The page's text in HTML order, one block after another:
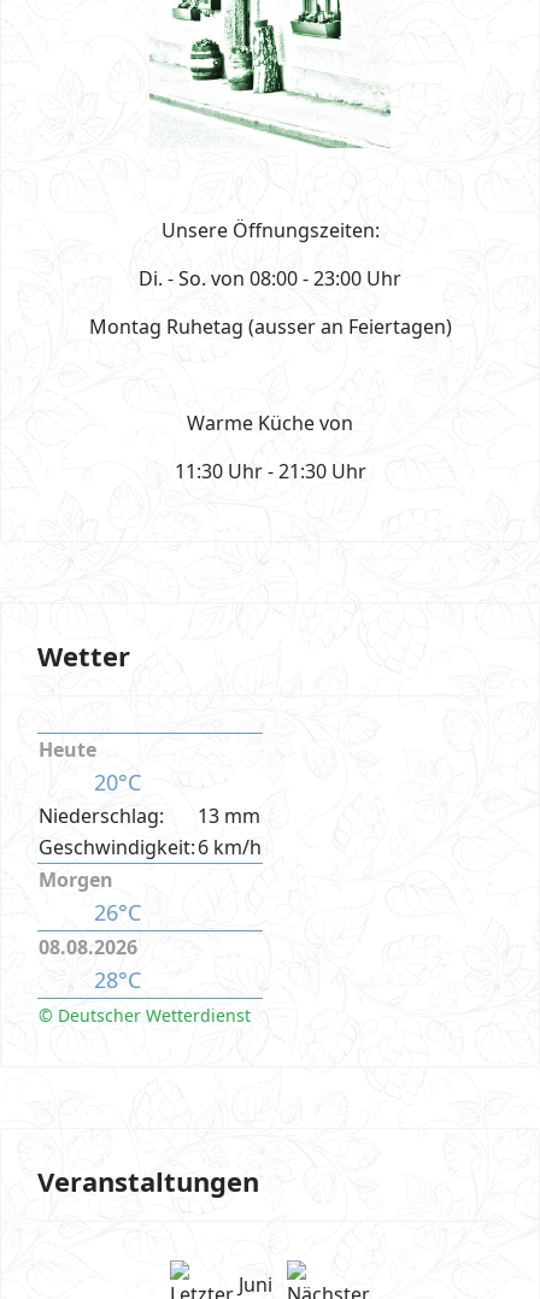
Unsere Öffnungszeiten:
Di. - So. von 08:00 - 23:00 Uhr
Montag Ruhetag (ausser an Feiertagen)
Warme Küche von
11:30 Uhr - 21:30 Uhr
Wetter
Heute
20°C
Niederschlag:
13 mm
Geschwindigkeit:6 km/h
Morgen
26°C
08.08.2026
28°C
© Deutscher Wetterdienst
Veranstaltungen
Juni